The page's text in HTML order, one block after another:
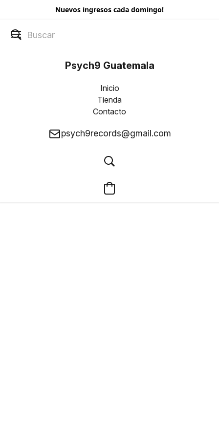
Nuevos ingresos cada domingo!
Psych9 Guatemala
Inicio
Tienda
Contacto
psych9records@gmail.com